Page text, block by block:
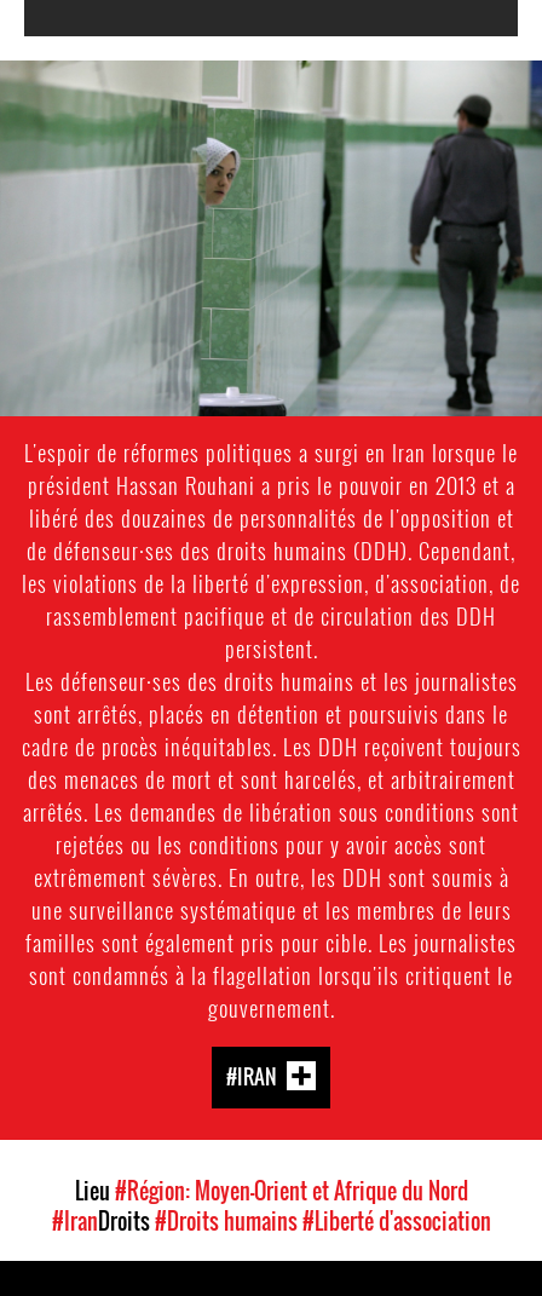
#Iran-
general-
L'espoir de réformes politiques a surgi en Iran lorsque le
président Hassan Rouhani a pris le pouvoir en 2013 et a
libéré des douzaines de personnalités de l'opposition et
de défenseur·ses des droits humains (DDH). Cependant,
les violations de la liberté d'expression, d'association, de
rassemblement pacifique et de circulation des DDH
persistent.
Les défenseur·ses des droits humains et les journalistes
sont arrêtés, placés en détention et poursuivis dans le
cadre de procès inéquitables. Les DDH reçoivent toujours
des menaces de mort et sont harcelés, et arbitrairement
arrêtés. Les demandes de libération sous conditions sont
rejetées ou les conditions pour y avoir accès sont
extrêmement sévères. En outre, les DDH sont soumis à
une surveillance systématique et les membres de leurs
familles sont également pris pour cible. Les journalistes
sont condamnés à la flagellation lorsqu'ils critiquent le
gouvernement.
#IRAN
Lieu#Région: Moyen-Orient et Afrique du Nord
#IranDroits#Droits humains#Liberté d'association